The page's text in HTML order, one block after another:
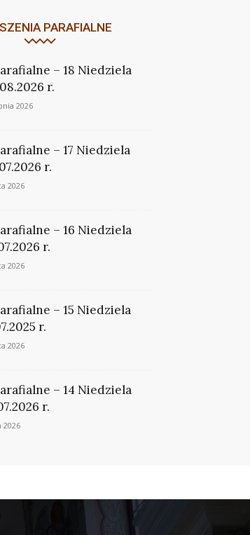
PARAFIALNE
– 18 Niedziela
r.
2026
– 17 Niedziela
r.
2026
– 16 Niedziela
r.
2026
– 15 Niedziela
r.
2026
– 14 Niedziela
r.
2026